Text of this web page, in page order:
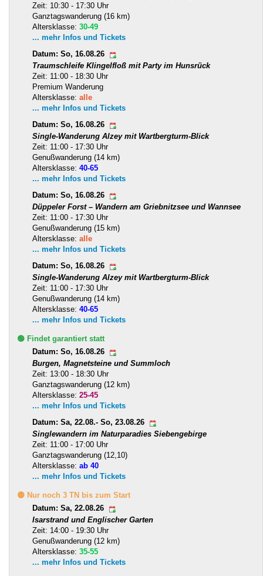
Zeit: 10:30 - 17:30 Uhr
Ganztagswanderung (16 km)
Altersklasse: 30-49
... mehr Infos und Tickets
Datum: So, 16.08.26
Traumschleife Klingelfloß mit Party im Hunsrück
Zeit: 11:00 - 18:30 Uhr
Premium Wanderung
Altersklasse: alle
... mehr Infos und Tickets
Datum: So, 16.08.26
Single-Wanderung Alzey mit Wartbergturm-Blick
Zeit: 11:00 - 17:30 Uhr
Genußwanderung (14 km)
Altersklasse: 40-65
... mehr Infos und Tickets
Datum: So, 16.08.26
Düppeler Forst – Wandern am Griebnitzsee und Wannsee
Zeit: 11:00 - 17:30 Uhr
Genußwanderung (15 km)
Altersklasse: alle
... mehr Infos und Tickets
Datum: So, 16.08.26
Single-Wanderung Alzey mit Wartbergturm-Blick
Zeit: 11:00 - 17:30 Uhr
Genußwanderung (14 km)
Altersklasse: 40-65
... mehr Infos und Tickets
🟢 Findet garantiert statt
Datum: So, 16.08.26
Burgen, Magnetsteine und Summloch
Zeit: 13:00 - 18:30 Uhr
Ganztagswanderung (12 km)
Altersklasse: 25-45
... mehr Infos und Tickets
Datum: Sa, 22.08.- So, 23.08.26
Singlewandern im Naturparadies Siebengebirge
Zeit: 11:00 - 17:00 Uhr
Ganztagswanderung (12,10)
Altersklasse: ab 40
... mehr Infos und Tickets
🟡 Nur noch 3 TN bis zum Start
Datum: Sa, 22.08.26
Isarstrand und Englischer Garten
Zeit: 14:00 - 19:30 Uhr
Genußwanderung (12 km)
Altersklasse: 35-55
... mehr Infos und Tickets